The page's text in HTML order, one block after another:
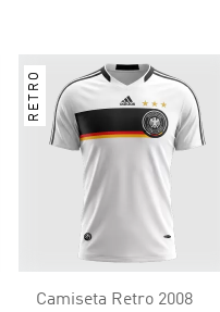
RETRO
Camiseta Retro 2008